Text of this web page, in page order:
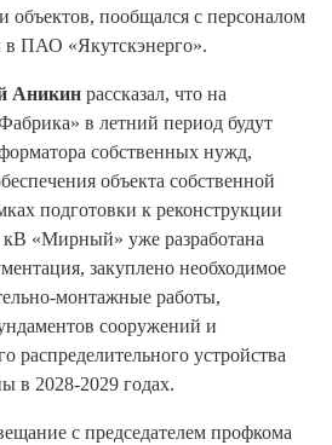
объектов, пообщался с персоналом
ПАО «Якутскэнерго».
Аникин рассказал, что на
в летний период будут
собственных нужд,
объекта собственной
подготовки к реконструкции
кВ «Мирный» уже разработана
закуплено необходимое
монтажные работы,
сооружений и
распределительного устройства
в 2028-2029 годах.
с председателем профкома